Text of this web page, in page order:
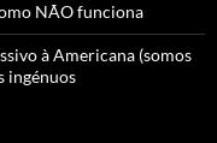
NÃO funciona
à Americana (somos
ingénuos